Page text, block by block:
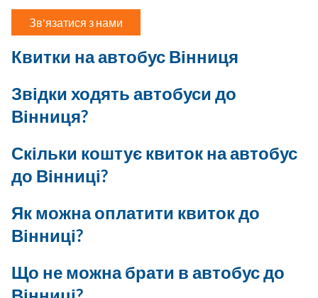
Зв'язатися з нами
Квитки на автобус Вінниця
Звідки ходять автобуси до
Вінниця?
Скільки коштує квиток на автобус
до Вінниці?
Як можна оплатити квиток до
Вінниці?
Що не можна брати в автобус до